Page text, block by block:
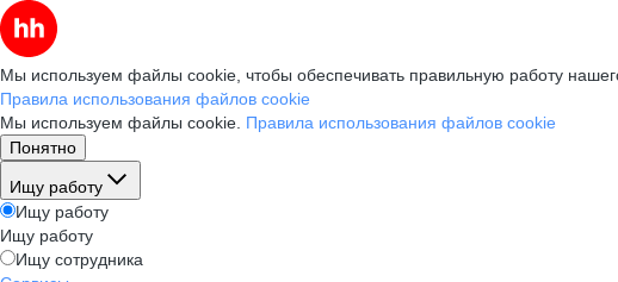
Мы используем файлы cookie, чтобы обеспечивать правильную работу
Правила использования файлов cookie
Мы используем файлы cookie. Правила использования файлов cookie
Понятно
Ищу работу
Ищу работу
Ищу работу
Ищу сотрудника